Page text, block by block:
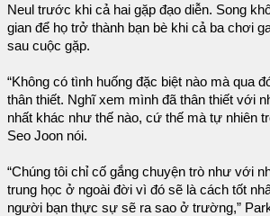
Neul trước khi cả hai gặp đạo diễn. Song
gian để họ trở thành bạn bè khi cả ba chơi
sau cuộc gặp.
“Không có tình huống đặc biệt nào mà qua
thân thiết. Nghĩ xem mình đã thân thiết với
nhất khác như thế nào, cứ thế mà tự nhiên
Seo Joon nói.
“Chúng tôi chỉ cố gắng chuyện trò như với
trung học ở ngoài đời vì đó sẽ là cách tốt
người bạn thực sự sẽ ra sao ở trường,”